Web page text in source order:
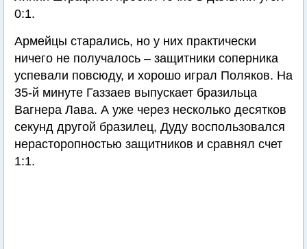
0:1.
Армейцы старались, но у них практически
ничего не получалось – защитники соперника
успевали повсюду, и хорошо играл Поляков. На
35-й минуте Газзаев выпускает бразильца
Вагнера Лава. А уже через несколько десятков
секунд другой бразилец, Дуду воспользовался
нерасторопностью защитников и сравнял счет
1:1.